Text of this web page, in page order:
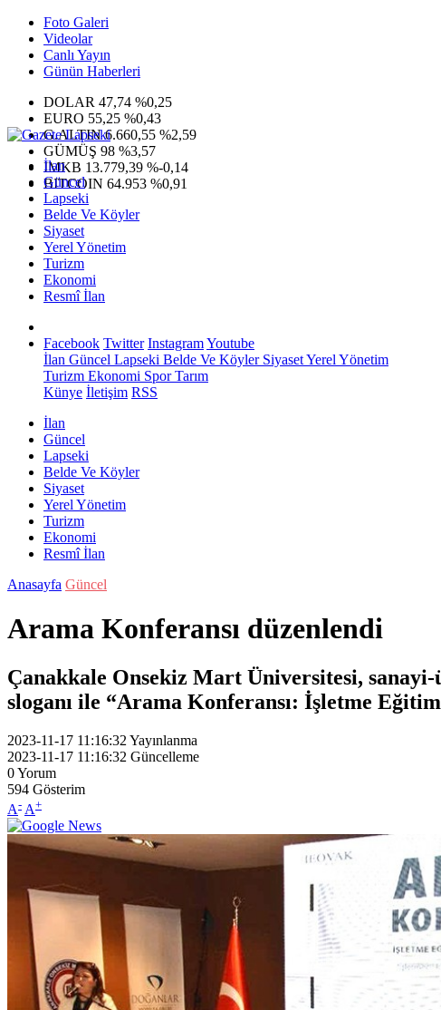
Foto Galeri
Videolar
Canlı Yayın
Günün Haberleri
DOLAR 47,74 %0,25
EURO 55,25 %0,43
G.ALTIN6.660,55 %2,59
GÜMÜŞ 98 %3,57
IMKB 13.779,39 %-0,14
BITCOIN 64.953 %0,91
İlan
Güncel
Lapseki
Belde Ve Köyler
Siyaset
Yerel Yönetim
Turizm
Ekonomi
Resmî İlan
Facebook Twitter InstagramYoutube
İlan Güncel Lapseki Belde Ve KöylerSiyasetYerel Yönetim
Turizm Ekonomi SporTarım
Künye İletişim RSS
İlan
Güncel
Lapseki
Belde Ve Köyler
Siyaset
Yerel Yönetim
Turizm
Ekonomi
Resmî İlan
Anasayfa Güncel
Arama Konferansı düzenlendi
Çanakkale Onsekiz Mart Üniversitesi,
sloganı ile “Arama Konferansı: İşletme
2023-11-17 11:16:32 Yayınlanma
2023-11-17 11:16:32 Güncelleme
0Yorum
594 Gösterim
A- A+